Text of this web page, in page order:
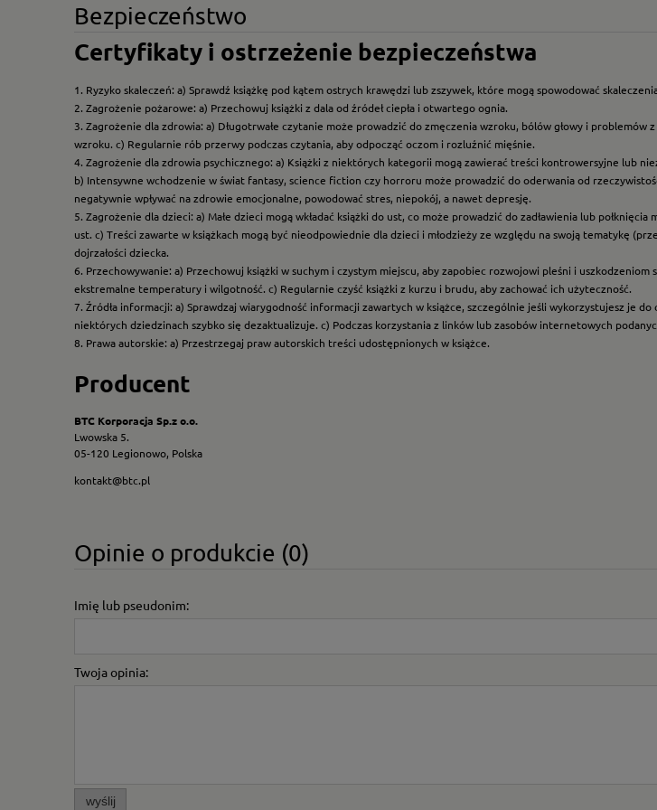
Bezpieczeństwo
Certyfikaty i ostrzeżenie bezpieczeństwa
1. Ryzyko skaleczeń: a) Sprawdź książkę pod kątem ostrych krawędzi lub zszywek, które mogą spowodować
2. Zagrożenie pożarowe: a) Przechowuj książki z dala od źródeł ciepła i otwartego ognia.
3. Zagrożenie dla zdrowia: a) Długotrwałe czytanie może prowadzić do zmęczenia wzroku, bólów głowy i
wzroku. c) Regularnie rób przerwy podczas czytania, aby odpocząć oczom i rozluźnić mięśnie.
4. Zagrożenie dla zdrowia psychicznego: a) Książki z niektórych kategorii mogą zawierać treści kontrowersyjne lub
b) Intensywne wchodzenie w świat fantasy, science fiction czy horroru może prowadzić do oderwania od
negatywnie wpływać na zdrowie emocjonalne, powodować stres, niepokój, a nawet depresję.
5. Zagrożenie dla dzieci: a) Małe dzieci mogą wkładać książki do ust, co może prowadzić do zadławienia lub
ust. c) Treści zawarte w książkach mogą być nieodpowiednie dla dzieci i młodzieży ze względu na swoją tematykę
dojrzałości dziecka.
6. Przechowywanie: a) Przechowuj książki w suchym i czystym miejscu, aby zapobiec rozwojowi pleśni i
ekstremalne temperatury i wilgotność. c) Regularnie czyść książki z kurzu i brudu, aby zachować ich użyteczność.
7. Źródła informacji: a) Sprawdzaj wiarygodność informacji zawartych w książce, szczególnie jeśli wykorzystujesz je
niektórych dziedzinach szybko się dezaktualizuje. c) Podczas korzystania z linków lub zasobów internetowych
8. Prawa autorskie: a) Przestrzegaj praw autorskich treści udostępnionych w książce.
Producent
BTC Korporacja Sp.z o.o.
Lwowska 5.
05-120 Legionowo, Polska
kontakt@btc.pl
Opinie o produkcie (0)
Imię lub pseudonim:
Twoja opinia:
wyślij